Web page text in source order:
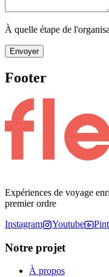
À quelle étape de
Envoyer
Footer
Expériences de voyage
premier ordre
Instagram
Youtube
Notre projet
À propos